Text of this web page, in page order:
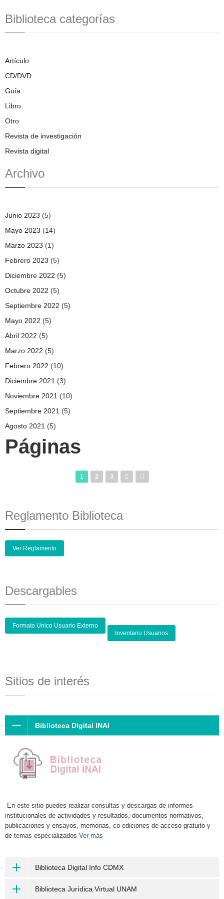
Biblioteca categorías
Artículo
CD/DVD
Guía
Libro
Otro
Revista de investigación
Revista digital
Archivo
Junio 2023 (5)
Mayo 2023 (14)
Marzo 2023 (1)
Febrero 2023 (5)
Diciembre 2022 (5)
Octubre 2022 (5)
Septiembre 2022 (5)
Mayo 2022 (5)
Abril 2022 (5)
Marzo 2022 (5)
Febrero 2022 (10)
Diciembre 2021 (3)
Noviembre 2021 (10)
Septiembre 2021 (5)
Agosto 2021 (5)
Páginas
1 2 3
Reglamento Biblioteca
Ver Reglamento
Descargables
Formato Unico Usuario Externo
Inventario Usuarios
Sitios de interés
Biblioteca Digital INAI
En este sitio puedes realizar consultas y descargas de informes
institucionales de actividades y resultados, documentos normativos,
publicaciones y ensayos, memorias, co-ediciones de acceso gratuito y
de temas especializados Ver más
Biblioteca Digital Info CDMX
Biblioteca Jurídica Virtual UNAM